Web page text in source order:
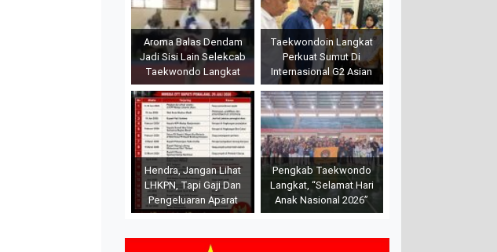
Aroma Balas Dendam
Jadi Sisi Lain Selekcab
Taekwondo Langkat
Taekwondoin Langkat
Perkuat Sumut Di
Internasional G2 Asian
Hendra, Jangan Lihat
LHKPN, Tapi Gaji Dan
Pengeluaran Aparat
Pengkab Taekwondo
Langkat, “Selamat Hari
Anak Nasional 2026”